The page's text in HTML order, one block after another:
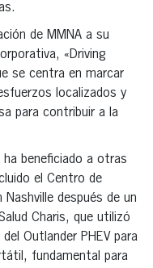
de MMNA a su
«Driving
se centra en marcar
localizados y
para contribuir a la
ha beneficiado a otras
el Centro de
después de un
Charis, que utilizó
Outlander PHEV para
fundamental para